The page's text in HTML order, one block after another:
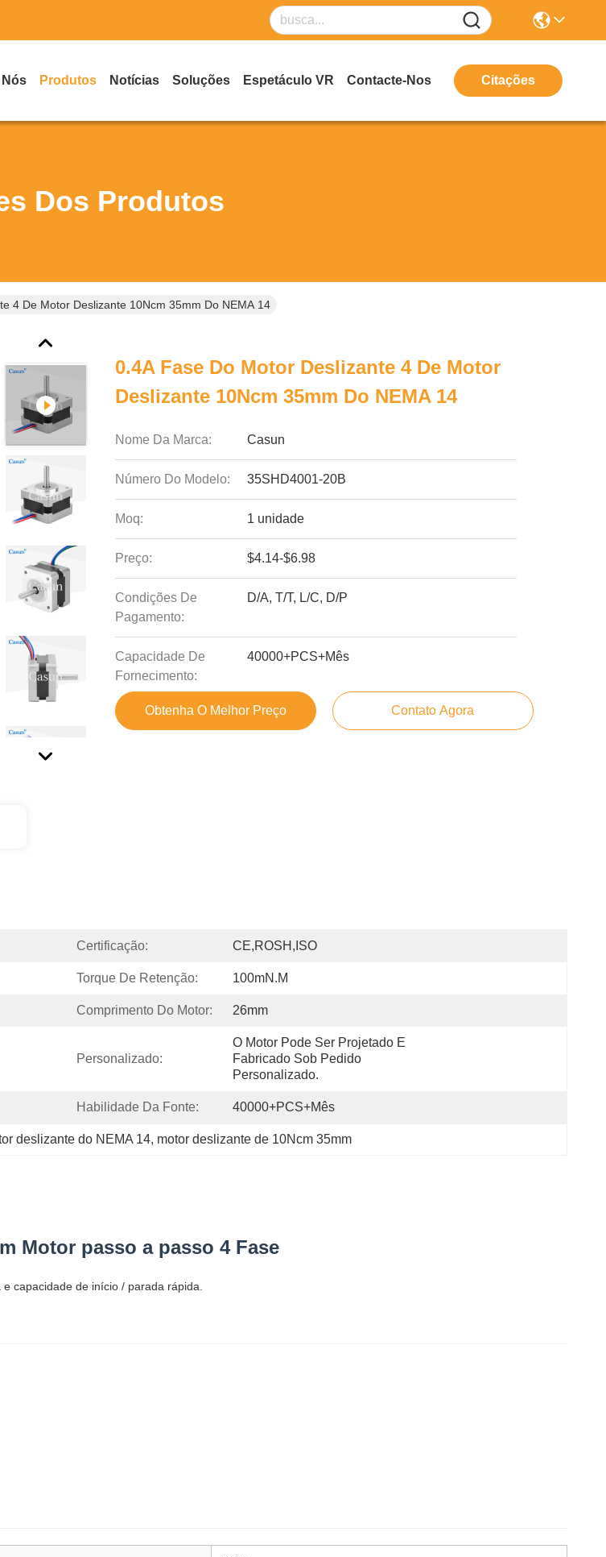
Produtos Notícias Soluções Espetáculo VR Contacte-Nos Citações
Dos Produtos
4 De Motor Deslizante 10Ncm 35mm Do NEMA 14
0.4A Fase Do Motor Deslizante 4 De Motor
Deslizante 10Ncm 35mm Do NEMA 14
Nome Da Marca: Casun
Número Do Modelo: 35SHD4001-20B
Moq: 1 unidade
Preço: $4.14-$6.98
Condições De
Pagamento:
D/A, T/T, L/C, D/P
Capacidade De
Fornecimento:
40000+PCS+Mês
Obtenha O Melhor Preço Contato Agora
Certificação: CE,ROSH,ISO
Torque De Retenção: 100mN.m
Comprimento Do Motor: 26mm
Personalizado:
O Motor Pode Ser Projetado E
Fabricado Sob Pedido
Personalizado.
Habilidade Da Fonte: 40000+PCS+Mês
deslizante do NEMA 14, motor deslizante de 10Ncm 35mm
Motor passo a passo 4 Fase
capacidade de início / parada rápida.